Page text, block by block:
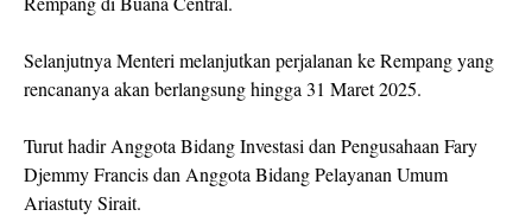
Selanjutnya Menteri melanjutkan perjalanan ke Rempang yang
rencananya akan berlangsung hingga 31 Maret 2025.
Turut hadir Anggota Bidang Investasi dan Pengusahaan Fary
Djemmy Francis dan Anggota Bidang Pelayanan Umum
Ariastuty Sirait.